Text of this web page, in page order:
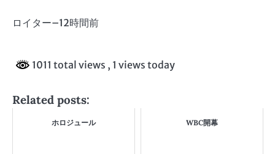
ロイター–12時間前
1011 total views , 1 views today
Related posts:
ホロジュール WBC開幕